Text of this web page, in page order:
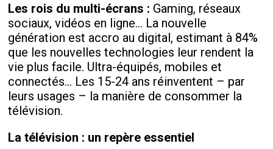
Les rois du multi-écrans : Gaming, réseaux
sociaux, vidéos en ligne… La nouvelle
génération est accro au digital, estimant à 84%
que les nouvelles technologies leur rendent la
vie plus facile. Ultra-équipés, mobiles et
connectés… Les 15-24 ans réinventent – par
leurs usages – la manière de consommer la
télévision.
La télévision : un repère essentiel